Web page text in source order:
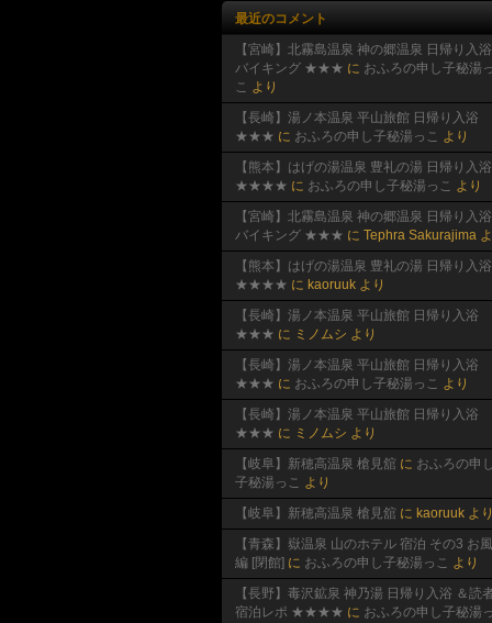
最近のコメント
【宮崎】北霧島温泉 神の郷温泉 日帰り入
バイキング ★★★ に おふろの申し子秘湯っ
こ より
【長崎】湯ノ本温泉 平山旅館 日帰り入浴
★★★ に おふろの申し子秘湯っこ より
【熊本】はげの湯温泉 豊礼の湯 日帰り入浴
★★★★ に おふろの申し子秘湯っこ より
【宮崎】北霧島温泉 神の郷温泉 日帰り入
バイキング ★★★ に Tephra Sakurajima
【熊本】はげの湯温泉 豊礼の湯 日帰り入浴
★★★★ に kaoruuk より
【長崎】湯ノ本温泉 平山旅館 日帰り入浴
★★★ に ミノムシ より
【長崎】湯ノ本温泉 平山旅館 日帰り入浴
★★★ に おふろの申し子秘湯っこ より
【長崎】湯ノ本温泉 平山旅館 日帰り入浴
★★★ に ミノムシ より
【岐阜】新穂高温泉 槍見舘 に おふろの申し
子秘湯っこ より
【岐阜】新穂高温泉 槍見舘 に kaoruuk より
【青森】嶽温泉 山のホテル 宿泊 その3 お
編 [閉館] に おふろの申し子秘湯っこ より
【長野】毒沢鉱泉 神乃湯 日帰り入浴 ＆読
宿泊レポ ★★★★ に おふろの申し子秘湯っ